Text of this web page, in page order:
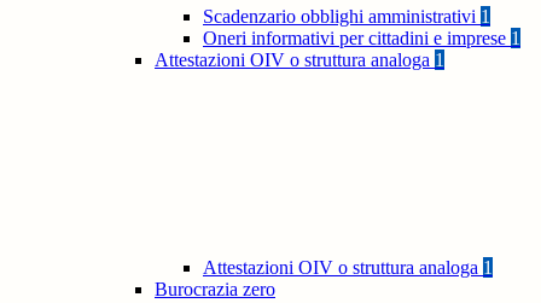
Scadenzario obblighi amministrativi 1
Oneri informativi per cittadini e imprese 1
Attestazioni OIV o struttura analoga 1
Attestazioni OIV o struttura analoga 1
Burocrazia zero